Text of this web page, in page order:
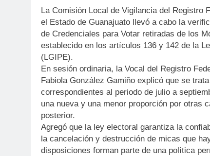
La Comisión Local de Vigilancia del Registro
el Estado de Guanajuato llevó a cabo la
de Credenciales para Votar retiradas de los
establecido en los artículos 136 y 142 de la
(LGIPE).
En sesión ordinaria, la Vocal del Registro
Fabiola González Gamiño explicó que se
correspondientes al periodo de julio a
una nueva y una menor proporción por otras
posterior.
Agregó que la ley electoral garantiza la
la cancelación y destrucción de micas que
disposiciones forman parte de una política